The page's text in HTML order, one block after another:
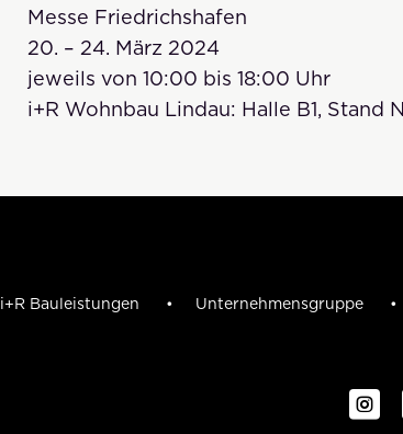
Messe Friedrichshafen
20. – 24. März 2024
jeweils von 10:00 bis 18:00 Uhr
i+R Wohnbau Lindau: Halle B1, Stand
i+R Bauleistungen Unternehmensgruppe